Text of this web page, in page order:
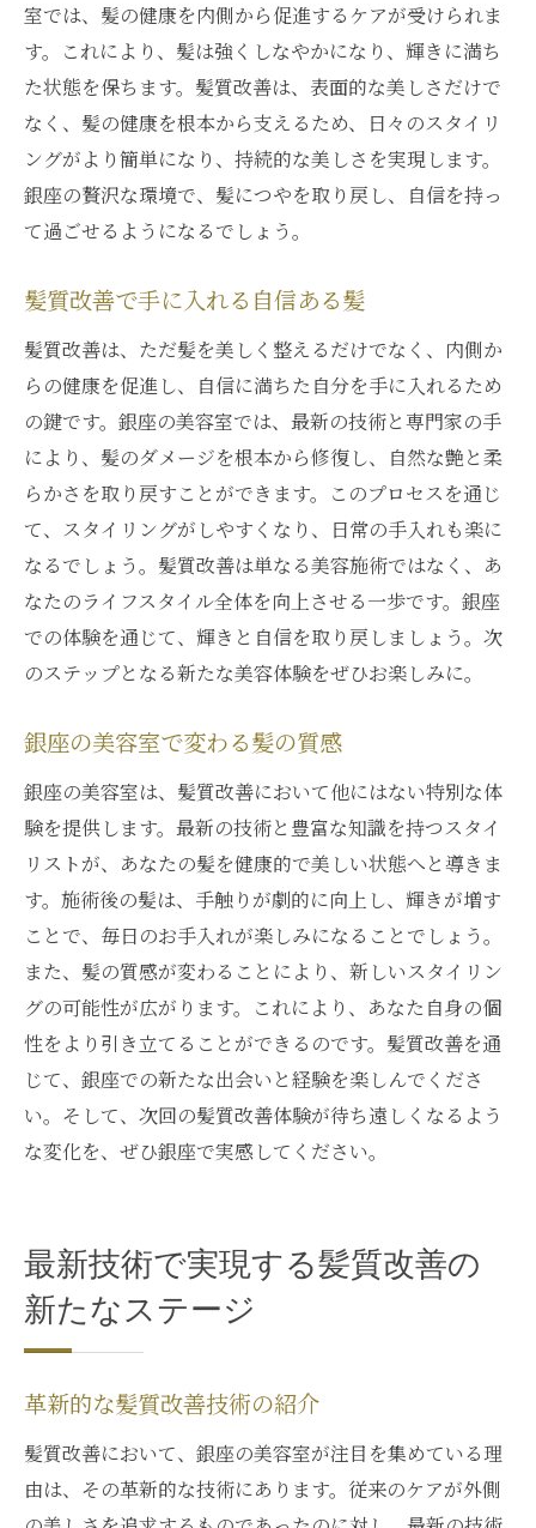
健康的な美しさを叶える髪質改善
髪質改善がもたらす健康的な輝き
銀座での髪質改善が健康に与える影響
髪質改善で実感する健康美の変化
健康的な美しさを求める髪質改善の理由
銀座での髪質改善が導く新たなヘアライフ
新たなヘアライフを創造する髪質改善
銀座での髪質改善が変える日常
髪質改善が拓く新しいヘアスタイル
銀座で体感する髪質改善の未来
髪質改善で髪のライフスタイルを向上
室では、髪の健康を内側から促進するケアが受けられま
す。これにより、髪は強くしなやかになり、輝きに満ち
た状態を保ちます。髪質改善は、表面的な美しさだけで
なく、髪の健康を根本から支えるため、日々のスタイリ
ングがより簡単になり、持続的な美しさを実現します。
銀座の贅沢な環境で、髪につやを取り戻し、自信を持っ
て過ごせるようになるでしょう。
髪質改善で手に入れる自信ある髪
髪質改善は、ただ髪を美しく整えるだけでなく、内側か
らの健康を促進し、自信に満ちた自分を手に入れるため
の鍵です。銀座の美容室では、最新の技術と専門家の手
により、髪のダメージを根本から修復し、自然な艶と柔
らかさを取り戻すことができます。このプロセスを通じ
て、スタイリングがしやすくなり、日常の手入れも楽に
なるでしょう。髪質改善は単なる美容施術ではなく、あ
なたのライフスタイル全体を向上させる一歩です。銀座
での体験を通じて、輝きと自信を取り戻しましょう。次
のステップとなる新たな美容体験をぜひお楽しみに。
銀座の美容室で変わる髪の質感
銀座の美容室は、髪質改善において他にはない特別な体
験を提供します。最新の技術と豊富な知識を持つスタイ
リストが、あなたの髪を健康的で美しい状態へと導きま
す。施術後の髪は、手触りが劇的に向上し、輝きが増す
ことで、毎日のお手入れが楽しみになることでしょう。
また、髪の質感が変わることにより、新しいスタイリン
グの可能性が広がります。これにより、あなた自身の個
性をより引き立てることができるのです。髪質改善を通
じて、銀座での新たな出会いと経験を楽しんでくださ
い。そして、次回の髪質改善体験が待ち遠しくなるよう
な変化を、ぜひ銀座で実感してください。
最新技術で実現する髪質改善の
新たなステージ
革新的な髪質改善技術の紹介
髪質改善において、銀座の美容室が注目を集めている理
由は、その革新的な技術にあります。従来のケアが外側